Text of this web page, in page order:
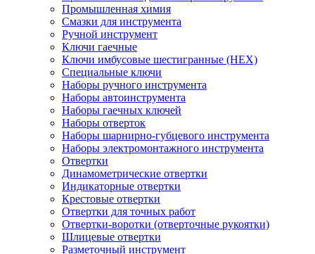
Промышленная химия
Смазки для инструмента
Ручной инструмент
Ключи гаечные
Ключи имбусовые шестигранные (HEX)
Специальные ключи
Наборы ручного инструмента
Наборы автоинструмента
Наборы гаечных ключей
Наборы отверток
Наборы шарнирно-губцевого инструмента
Наборы электромонтажного инструмента
Отвертки
Динамометрические отвертки
Индикаторные отвертки
Крестовые отвертки
Отвертки для точных работ
Отвертки-воротки (отверточные рукоятки)
Шлицевые отвертки
Разметочный инструмент